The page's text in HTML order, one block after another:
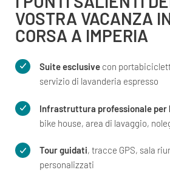
VOSTRA VACANZA
CORSA A IMPERIA
Suite esclusivecon
servizio di lavanderia espresso
Infrastruttura professionale
bike house, area di lavaggio,
Tour guidati, tracce GPS, sala
personalizzati